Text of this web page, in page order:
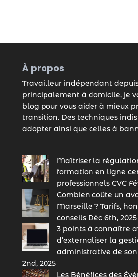
À propos
Travailleur indépendant
principalement à domicile, je
blog pour vous aider à mieux
transition. Des techniques
adopter ainsi que celles à
Maîtriser la
formation en ligne
professionnels CVC
Combien coûte un
Marseille ? Tarifs,
conseils Déc 6th, 2025
3 points à connaître
d’externaliser la
administrative de
2nd, 2025
Les Bénéfices des